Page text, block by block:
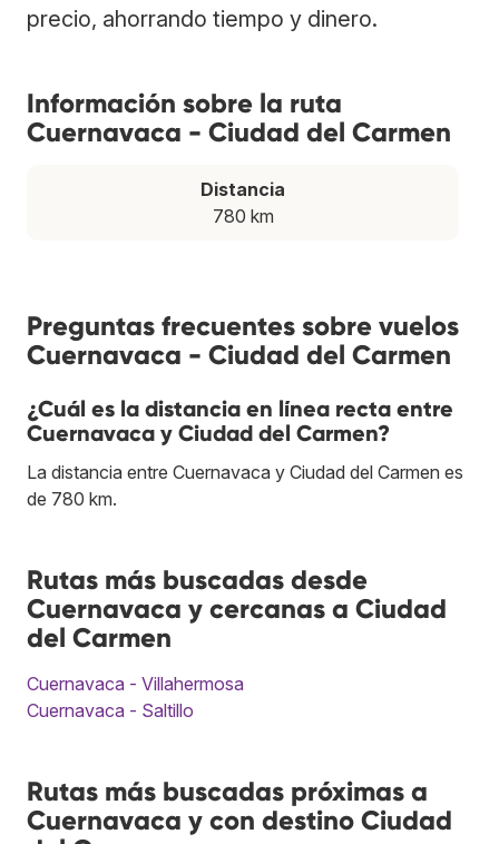
precio, ahorrando tiempo y dinero.
Información sobre la ruta
Cuernavaca - Ciudad del Carmen
Distancia
780 km
Preguntas frecuentes sobre vuelos
Cuernavaca - Ciudad del Carmen
¿Cuál es la distancia en línea recta entre
Cuernavaca y Ciudad del Carmen?
La distancia entre Cuernavaca y Ciudad del Carmen es
de 780 km.
Rutas más buscadas desde
Cuernavaca y cercanas a Ciudad
del Carmen
Cuernavaca - Villahermosa
Cuernavaca - Saltillo
Rutas más buscadas próximas a
Cuernavaca y con destino Ciudad